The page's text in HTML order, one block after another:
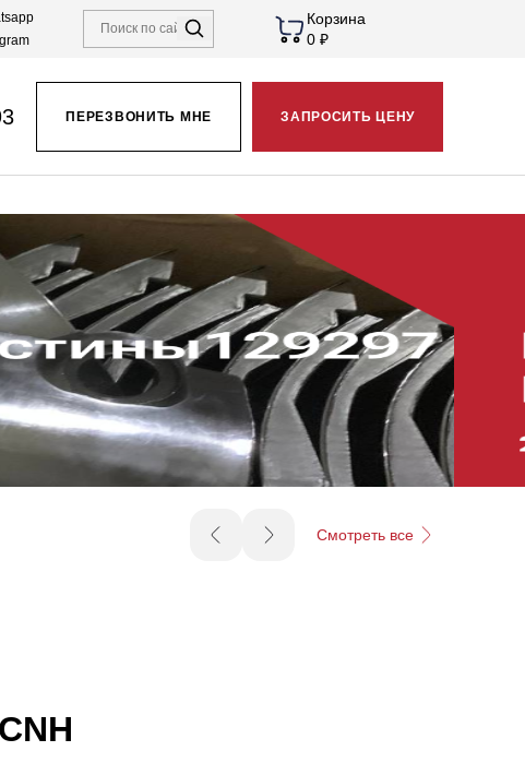
Корзина
0 ₽
ПЕРЕЗВОНИТЬ МНЕ ЗАПРОСИТЬ ЦЕНУ
Смотреть все